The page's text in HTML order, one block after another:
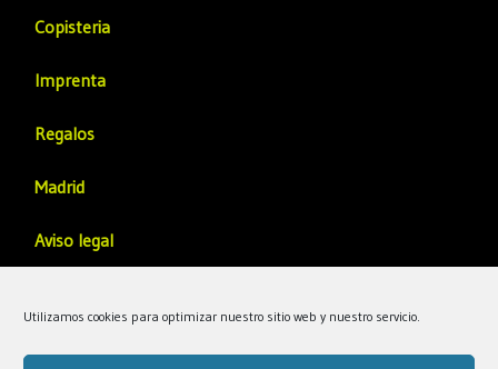
Utilizamos cookies para optimizar nuestro sitio web y nuestro servicio.
Copisteria
Imprenta
Regalos
Madrid
Aviso legal